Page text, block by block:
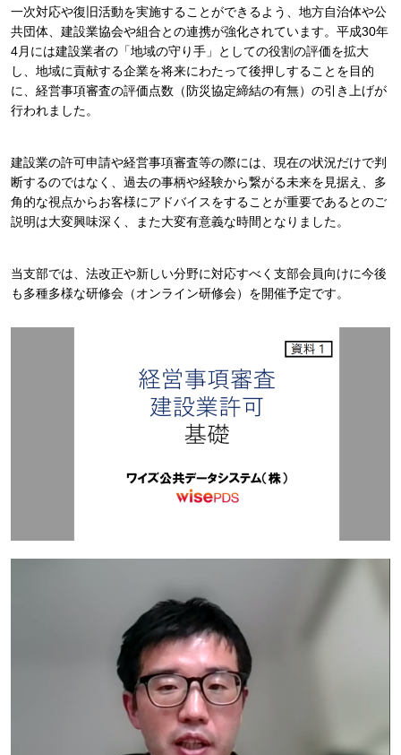
一次対応や復旧活動を実施することができるよう、地方自治体や公
共団体、建設業協会や組合との連携が強化されています。平成30年
4月には建設業者の「地域の守り手」としての役割の評価を拡大
し、地域に貢献する企業を将来にわたって後押しすることを目的
に、経営事項審査の評価点数（防災協定締結の有無）の引き上げが
行われました。
建設業の許可申請や経営事項審査等の際には、現在の状況だけで判
断するのではなく、過去の事柄や経験から繋がる未来を見据え、多
角的な視点からお客様にアドバイスをすることが重要であるとのご
説明は大変興味深く、また大変有意義な時間となりました。
当支部では、法改正や新しい分野に対応すべく支部会員向けに今後
も多種多様な研修会（オンライン研修会）を開催予定です。